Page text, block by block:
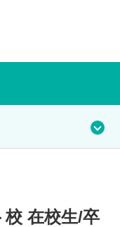
在校生/卒